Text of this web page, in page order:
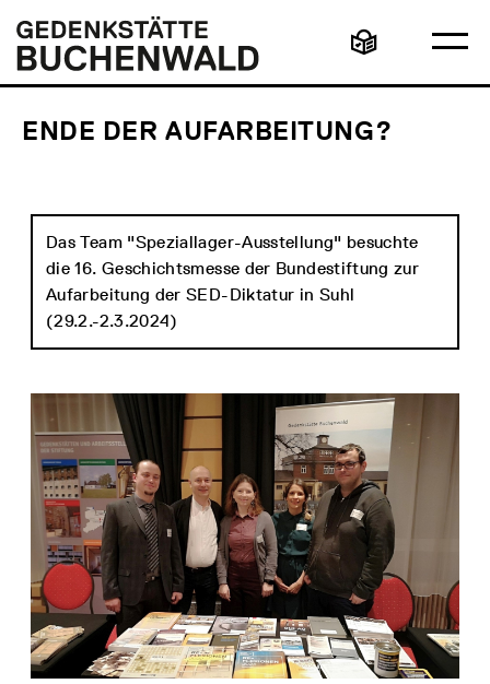
zum
Inhalt
Gedenkstätte
Buchenwald
Leichte
Sprache
ENDE DER AUFARBEITUNG?
Das Team "Speziallager-Ausstellung" besuchte
die 16. Geschichtsmesse der Bundestiftung zur
Aufarbeitung der SED-Diktatur in Suhl
(29.2.-2.3.2024)